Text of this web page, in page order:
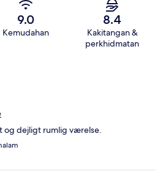
9.0
Kemudahan
8.4
Kakitangan &
perkhidmatan
og dejligt rumlig værelse.